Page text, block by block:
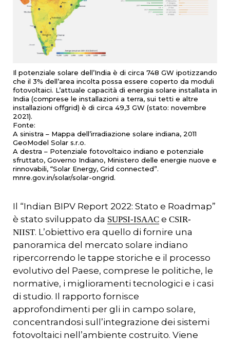
Il potenziale solare dell’India è di circa 748 GW ipotizzando
che il 3% dell’area incolta possa essere coperto da moduli
fotovoltaici. L’attuale capacità di energia solare installata in
India (comprese le installazioni a terra, sui tetti e altre
installazioni offgrid) è di circa 49,3 GW (stato: novembre
2021).
Fonte:
A sinistra – Mappa dell’irradiazione solare indiana, 2011
GeoModel Solar s.r.o.
A destra – Potenziale fotovoltaico indiano e potenziale
sfruttato, Governo Indiano, Ministero delle energie nuove e
rinnovabili, “Solar Energy, Grid connected”.
mnre.gov.in/solar/solar-ongrid.
Il “Indian BIPV Report 2022: Stato e Roadmap”
è stato sviluppato da SUPSI-ISAAC e CSIR-
NIIST. L’obiettivo era quello di fornire una
panoramica del mercato solare indiano
ripercorrendo le tappe storiche e il processo
evolutivo del Paese, comprese le politiche, le
normative, i miglioramenti tecnologici e i casi
di studio. Il rapporto fornisce
approfondimenti per gli in campo solare,
concentrandosi sull’integrazione dei sistemi
fotovoltaici nell’ambiente costruito. Viene